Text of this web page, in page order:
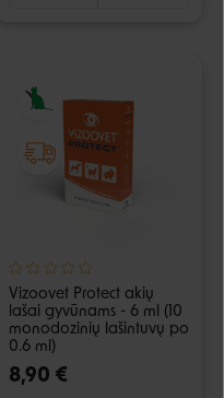
Vizoovet Protect akių
lašai gyvūnams - 6 ml (10
monodozinių lašintuvų po
0.6 ml)
8,90 €